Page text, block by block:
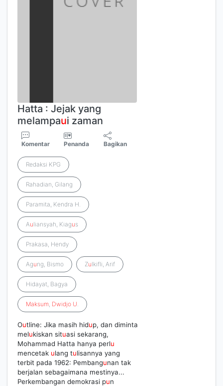
Hatta : Jejak yang
melampaui zaman
Komentar Penanda Bagikan
Redaksi KPG
Rahadian, Gilang
Paramita, Kendra H.
Auliansyah, Kiagus
Prakasa, Hendy
Agung, Bismo Zulkifli, Arif
Hidayat, Bagya
Maksum, Dwidjo U.
Outline: Jika masih hidup, dan diminta
melukiskan situasi sekarang,
Mohammad Hatta hanya perlu
mencetak ulang tulisannya yang
terbit pada 1962: Pembangunan tak
berjalan sebagaimana mestinya...
Perkembangan demokrasi pun